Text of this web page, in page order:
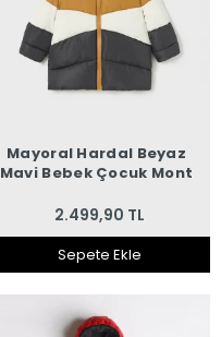
Mayoral Hardal Beyaz
Mavi Bebek Çocuk Mont
2.499,90 TL
Sepete Ekle